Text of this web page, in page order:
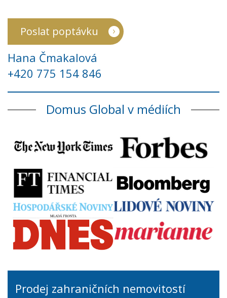
Poslat poptávku
Hana Čmakalová
+420 775 154 846
Domus Global v médiích
Prodej zahraničních nemovitostí